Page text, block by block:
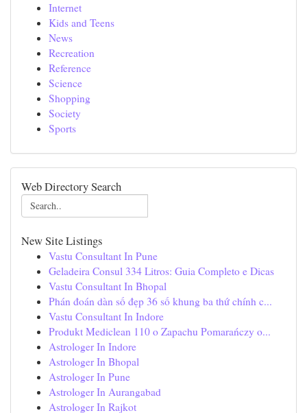
Internet
Kids and Teens
News
Recreation
Reference
Science
Shopping
Society
Sports
Web Directory Search
New Site Listings
Vastu Consultant In Pune
Geladeira Consul 334 Litros: Guia Completo e Dicas
Vastu Consultant In Bhopal
Phán đoán dàn số đẹp 36 số khung ba thứ chính c...
Vastu Consultant In Indore
Produkt Mediclean 110 o Zapachu Pomarańczy o...
Astrologer In Indore
Astrologer In Bhopal
Astrologer In Pune
Astrologer In Aurangabad
Astrologer In Rajkot